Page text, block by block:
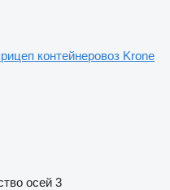
контейнеровоз Krone
осей 3